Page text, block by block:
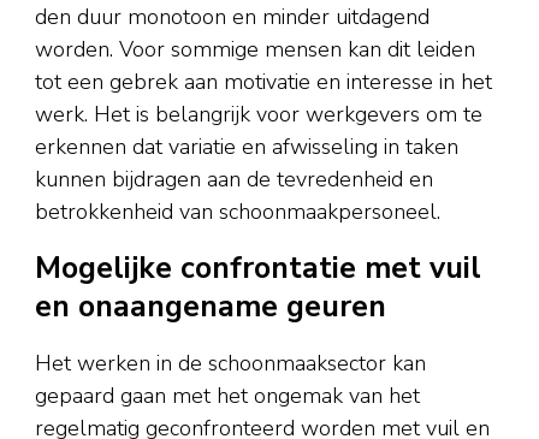
den duur monotoon en minder uitdagend
worden. Voor sommige mensen kan dit leiden
tot een gebrek aan motivatie en interesse in het
werk. Het is belangrijk voor werkgevers om te
erkennen dat variatie en afwisseling in taken
kunnen bijdragen aan de tevredenheid en
betrokkenheid van schoonmaakpersoneel.
Mogelijke confrontatie met vuil
en onaangename geuren
Het werken in de schoonmaaksector kan
gepaard gaan met het ongemak van het
regelmatig geconfronteerd worden met vuil en